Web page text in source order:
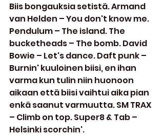
Biis bongauksia setistä. Armand
van Helden – You don't know me.
Pendulum – The island. The
bucketheads – The bomb. David
Bowie – Let's dance. Daft punk –
Burnin' kuuloinen biisi, en ihan
varma kun tulin niin huonoon
aikaan että biisi vaihtui aika pian
enkä saanut varmuutta. SM TRAX
– Climb on top. Super8 & Tab –
Helsinki scorchin'.